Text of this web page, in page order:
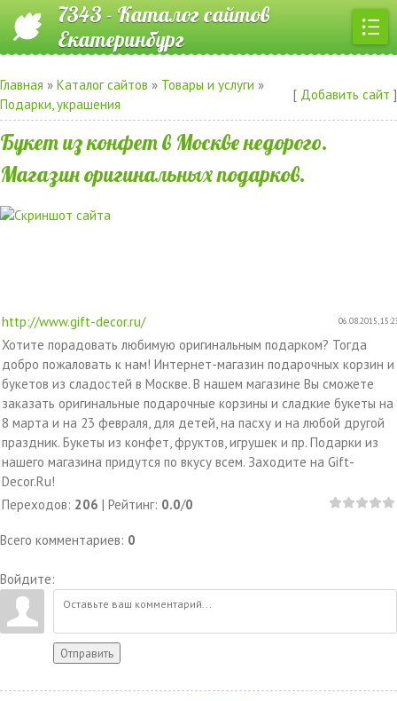
7343 - Каталог сайтов
Екатеринбург
Главная » Каталог сайтов » Товары и услуги »
Подарки, украшения
[ Добавить сайт ]
Букет из конфет в Москве недорого.
Магазин оригинальных подарков.
http://www.gift-decor.ru/ 06.08.2015,
Хотите порадовать любимую оригинальным подарком? Тогда
добро пожаловать к нам! Интернет-магазин подарочных корзин и
букетов из сладостей в Москве. В нашем магазине Вы сможете
заказать оригинальные подарочные корзины и сладкие букеты на
8 марта и на 23 февраля, для детей, на пасху и на любой другой
праздник. Букеты из конфет, фруктов, игрушек и пр. Подарки из
нашего магазина придутся по вкусу всем. Заходите на Gift-
Decor.Ru!
Переходов: 206 | Рейтинг: 0.0/0
Всего комментариев: 0
Войдите:
Отправить